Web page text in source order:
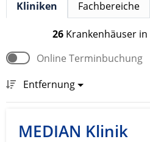
Kliniken Fachbereiche
26 Krankenhäuser in
Online Terminbuchung
Entfernung
MEDIAN Klinik